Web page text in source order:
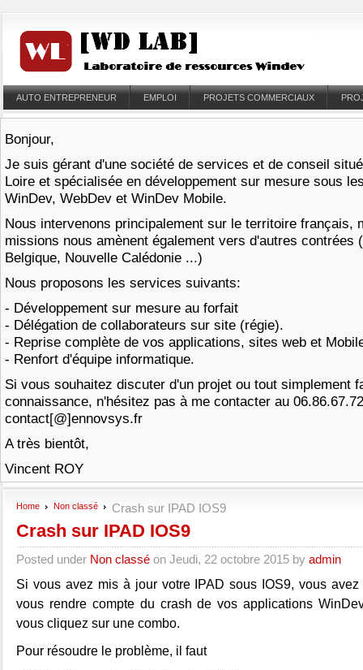
AUTO ENTREPRENEUR EMPLOI PROJETS COMMERCIAUX
Bonjour,
Je suis gérant d'une société de services et de conseil
Loire et spécialisée en développement sur mesure sous
WinDev, WebDev et WinDev Mobile.
Nous intervenons principalement sur le territoire français,
missions nous amènent également vers d'autres contrées
Belgique, Nouvelle Calédonie ...)
Nous proposons les services suivants:
- Développement sur mesure au forfait
- Délégation de collaborateurs sur site (régie).
- Reprise complète de vos applications, sites web et
- Renfort d'équipe informatique.
Si vous souhaitez discuter d'un projet ou tout simplement
connaissance, n'hésitez pas à me contacter au
contact[@]ennovsys.fr
A très bientôt,
Vincent ROY
Home Non classé Crash sur IPAD IOS9
Crash sur IPAD IOS9
Posted under Non classé on Jeudi, 22 octobre 2015 by admin
Si vous avez mis à jour votre IPAD sous IOS9, vous avez
vous rendre compte du crash de vos applications
vous cliquez sur une combo.
Pour résoudre le problème, il faut